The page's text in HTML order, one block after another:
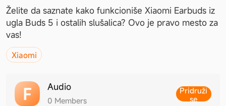
Želite da saznate kako funkcioniše Xiaomi Earbuds iz
ugla Buds 5 i ostalih slušalica? Ovo je pravo mesto za
vas!
Xiaomi
Audio
0 Members
Pridruži
se